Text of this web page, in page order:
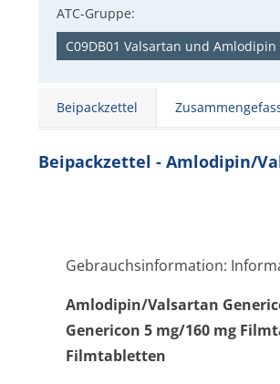
ATC-Gruppe:
C09DB01 Valsartan und Amlodipin
Beipackzettel
Beipackzettel - Amlodipin/
Gebrauchsinformation:
Amlodipin/Val­sartan
Genericon 5 mg/160 mg
Filmtabletten